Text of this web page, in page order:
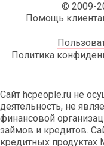
© 2009-
Помощь
Политика
Сайт hcpeople.ru не
деятельность, не
финансовой
займов и кредитов.
кредитных